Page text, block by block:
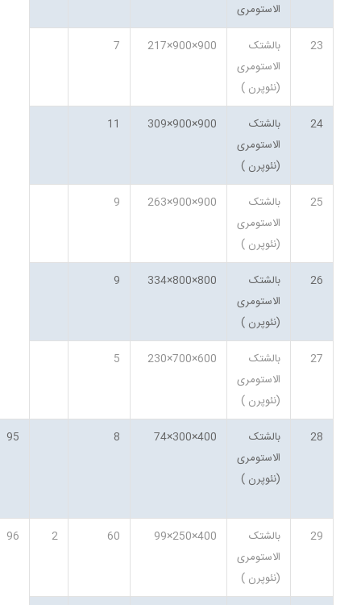
الاستومری
23
بالشتک
الاستومری
(نئوپرن )
900×900×217
7
24
بالشتک
الاستومری
(نئوپرن )
900×900×309
11
25
بالشتک
الاستومری
(نئوپرن )
900×900×263
9
26
بالشتک
الاستومری
(نئوپرن )
800×800×334
9
27
بالشتک
الاستومری
(نئوپرن )
600×700×230
5
28
بالشتک
الاستومری
(نئوپرن )
400×300×74
8
95
29
بالشتک
الاستومری
(نئوپرن )
400×250×99
60
2
96